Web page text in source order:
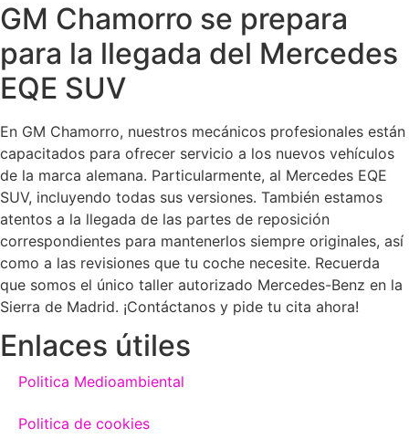
GM Chamorro se prepara
para la llegada del Mercedes
EQE SUV
En GM Chamorro, nuestros mecánicos profesionales están
capacitados para ofrecer servicio a los nuevos vehículos
de la marca alemana. Particularmente, al Mercedes EQE
SUV, incluyendo todas sus versiones. También estamos
atentos a la llegada de las partes de reposición
correspondientes para mantenerlos siempre originales, así
como a las revisiones que tu coche necesite. Recuerda
que somos el único taller autorizado Mercedes-Benz en la
Sierra de Madrid. ¡Contáctanos y pide tu cita ahora!
Enlaces útiles
Politica Medioambiental
Politica de cookies